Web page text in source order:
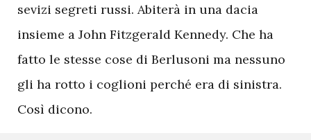
sevizi segreti russi. Abiterà in una dacia
insieme a John Fitzgerald Kennedy. Che ha
fatto le stesse cose di Berlusoni ma nessuno
gli ha rotto i coglioni perché era di sinistra.
Così dicono.